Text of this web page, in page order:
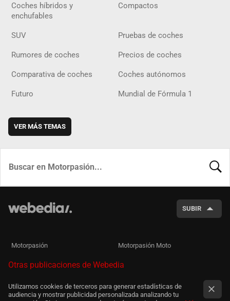
Coches híbridos y
enchufables
Compactos
SUV Pruebas de coches
Rumores de coches Precios de coches
Comparativa de coches Coches autónomos
Futuro Mundial de Fórmula 1
VER MÁS TEMAS
SUBIR
Motorpasión Motorpasión Moto
Otras publicaciones de Webedia
Utilizamos cookies de terceros para generar estadísticas de
audiencia y mostrar publicidad personalizada analizando tu